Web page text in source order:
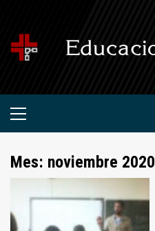
contenido
Menú
Mes: noviembre 2020